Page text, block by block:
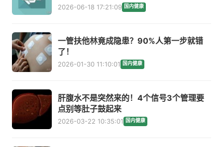
2026-06-18 17:21:09 国内健康
一管扶他林竟成隐患？90%人第一步就错
了！
2026-01-30 11:10:01 国内健康
肝腹水不是突然来的！4个信号3个管理要
点别等肚子鼓起来
2026-03-22 10:35:01 国内健康